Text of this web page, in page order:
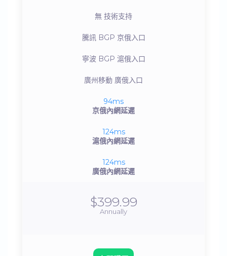
無 技術支持
騰訊 BGP 京俄入口
寧波 BGP 滬俄入口
廣州移動 廣俄入口
94ms
京俄內網延遲
124ms
滬俄內網延遲
124ms
廣俄內網延遲
$399.99
Annually